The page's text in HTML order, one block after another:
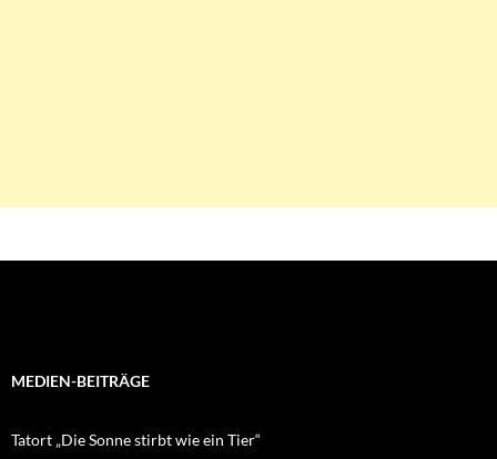
MEDIEN-BEITRÄGE
Tatort „Die Sonne stirbt wie ein Tier“